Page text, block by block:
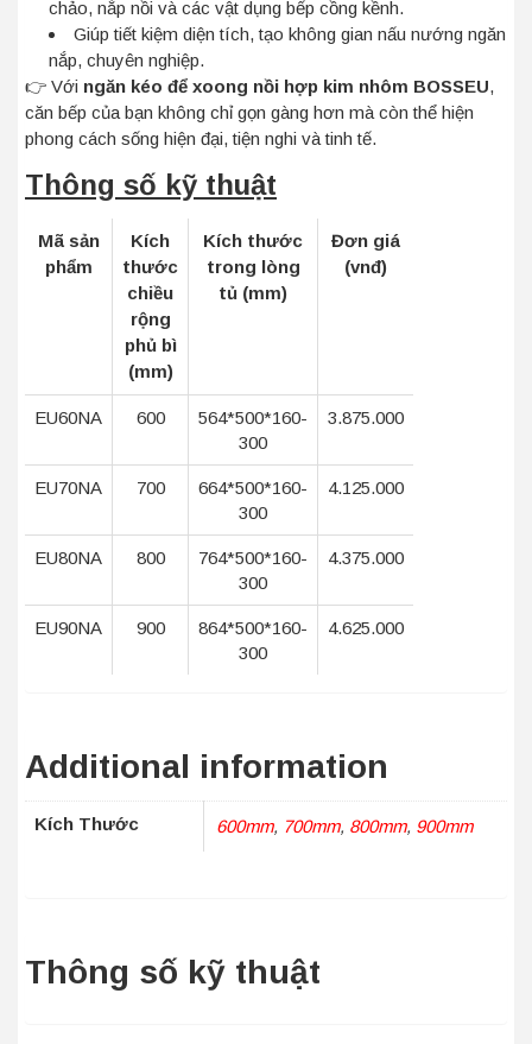
chảo, nắp nồi và các vật dụng bếp cồng kềnh.
Giúp tiết kiệm diện tích, tạo không gian nấu nướng ngăn
nắp, chuyên nghiệp.
👉 Với ngăn kéo để xoong nồi hợp kim nhôm BOSSEU,
căn bếp của bạn không chỉ gọn gàng hơn mà còn thể hiện
phong cách sống hiện đại, tiện nghi và tinh tế.
Thông số kỹ thuật
Mã sản
phẩm
Kích
thước
chiều
rộng
phủ bì
(mm)
Kích thước
trong lòng
tủ (mm)
Đơn giá
(vnđ)
EU60NA 600
564*500*160-
300
3.875.000
EU70NA 700
664*500*160-
300
4.125.000
EU80NA 800
764*500*160-
300
4.375.000
EU90NA 900
864*500*160-
300
4.625.000
Additional information
Kích Thước 600mm, 700mm, 800mm, 900mm
Thông số kỹ thuật